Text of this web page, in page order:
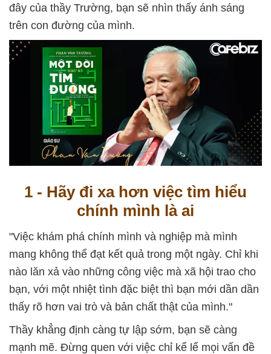
đây của thầy Trường, bạn sẽ nhìn thấy ánh sáng
trên con đường của mình.
1 - Hãy đi xa hơn việc tìm hiểu
chính mình là ai
"Việc khám phá chính mình và nghiệp mà mình
mang không thể đạt kết quả trong một ngày. Chỉ khi
nào lăn xả vào những công việc mà xã hội trao cho
bạn, với một nhiệt tình đặc biệt thì bạn mới dần dần
thấy rõ hơn vai trò và bản chất thật của mình."
Thầy khẳng định càng tự lập sớm, bạn sẽ càng
mạnh mẽ. Đừng quen với việc chỉ kể lể mọi vấn đề